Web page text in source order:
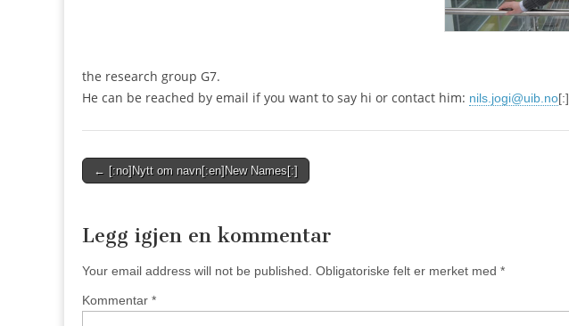
the research group G7.
He can be reached by email if you want to say hi or contact him: nils.jogi@uib.no[:]
Post
← [:no]Nytt om navn[:en]New Names[:]
Legg igjen en kommentar
Your email address will not be published. Obligatoriske felt er merket med *
Kommentar *